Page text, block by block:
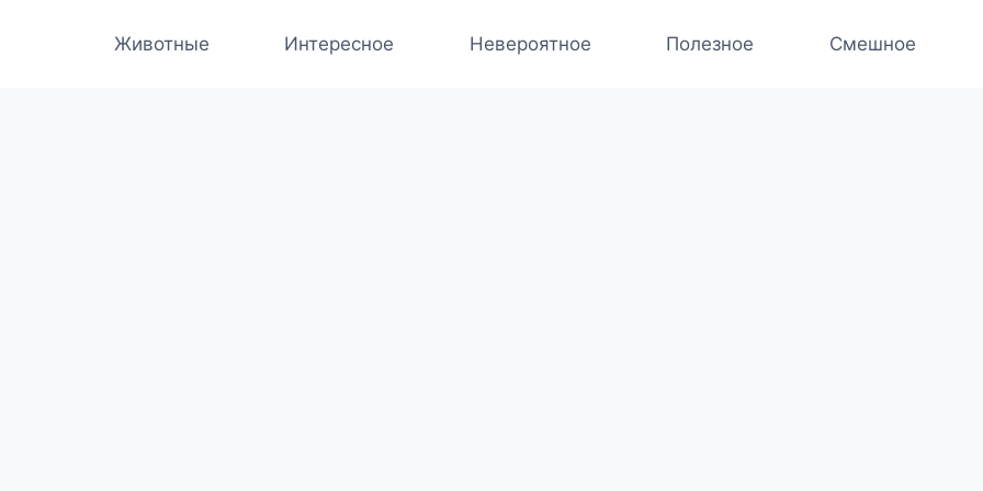
Животные Интересное Невероятное Полезное Смешное